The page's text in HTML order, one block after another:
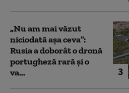
3
„Nu am mai văzut
niciodată așa ceva”:
Rusia a doborât o dronă
portugheză rară și o
va...